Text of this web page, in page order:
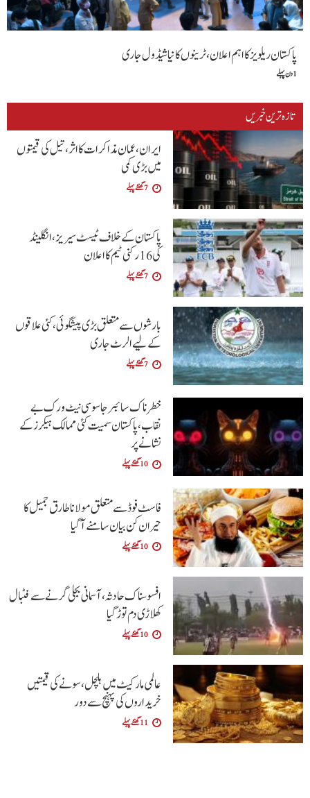
پاکستان ریلویز کا اہم اعلان، ٹرینوں کا نیا شیڈول جاری
1 دن پہلے
تازہ ترین خبریں
ایران، عمان مذاکرات کا اثر، تیل کی قیمتوں
میں بڑی کمی
7 گھنٹے پہلے
پاکستان کے خلاف ٹیسٹ سیریز، انگلینڈ
کی 16 رکنی ٹیم کا اعلان
7 گھنٹے پہلے
بارشوں سے متعلق بڑی پیشگوئی، کئی علاقوں
کے لیے الرٹ جاری
7 گھنٹے پہلے
خطرناک سائبر جاسوسی نیٹ ورک بے
نقاب، پاکستان سمیت کئی ممالک ہیکرز کے
نشانے پر
10 گھنٹے پہلے
فاسٹ فوڈ سے متعلق مولانا طارق جمیل کا
حیران کن بیان سامنے آگیا
10 گھنٹے پہلے
افسوسناک حادثہ، آسمانی بجلی گرنے سے فٹبال
کھلاڑی دم توڑ گیا
10 گھنٹے پہلے
عالمی مارکیٹ میں ہلچل، سونے کی قیمتیں
خریداروں کی پہنچ سے دور
11 گھنٹے پہلے